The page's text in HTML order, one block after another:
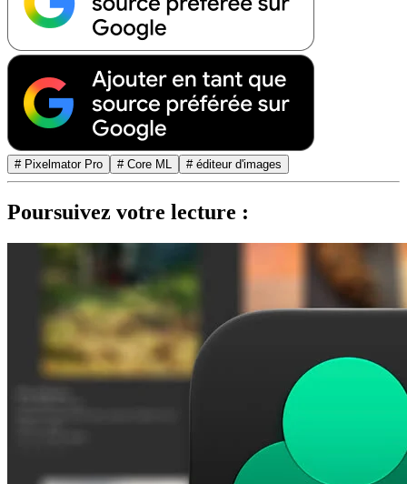
# Pixelmator Pro # Core ML # éditeur d'images
Poursuivez votre lecture :